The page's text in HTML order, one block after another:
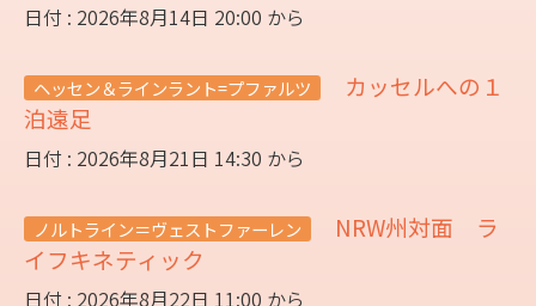
日付 : 2026年8月14日 20:00 から
ヘッセン＆ラインラント=プファルツ
カッセルへの１
泊遠足
日付 : 2026年8月21日 14:30 から
ノルトライン＝ヴェストファーレン
NRW州対面 ラ
イフキネティック
日付 : 2026年8月22日 11:00 から